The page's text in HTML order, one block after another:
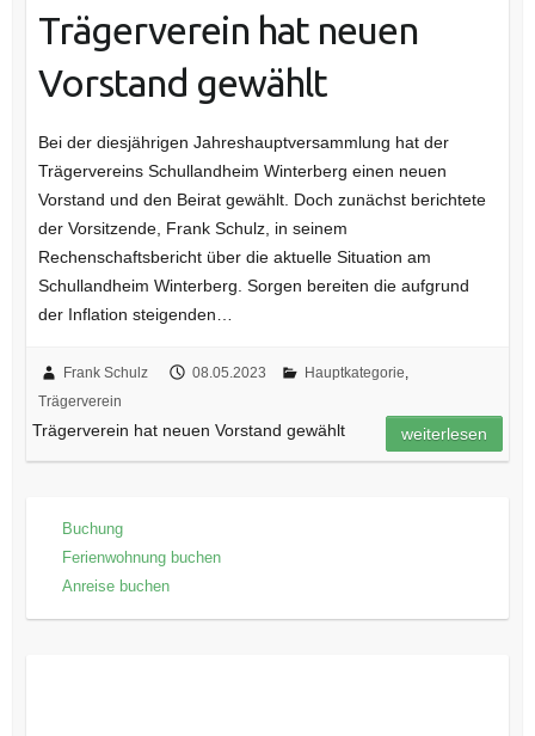
Trägerverein hat neuen
Vorstand gewählt
Bei der diesjährigen Jahreshauptversammlung hat der
Trägervereins Schullandheim Winterberg einen neuen
Vorstand und den Beirat gewählt. Doch zunächst berichtete
der Vorsitzende, Frank Schulz, in seinem
Rechenschaftsbericht über die aktuelle Situation am
Schullandheim Winterberg. Sorgen bereiten die aufgrund
der Inflation steigenden…
Frank Schulz 08.05.2023 Hauptkategorie,
Trägerverein
Trägerverein hat neuen Vorstand gewählt weiterlesen
Buchung
Ferienwohnung buchen
Anreise buchen